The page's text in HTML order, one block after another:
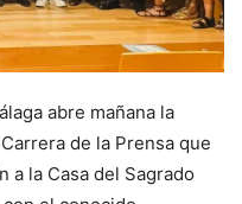
abre mañana la
de la Prensa que
a la Casa del Sagrado